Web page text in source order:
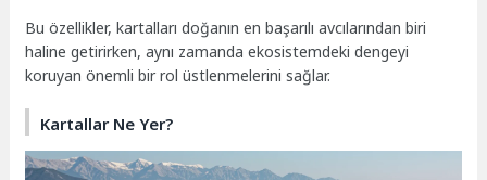
Bu özellikler, kartalları doğanın en başarılı avcılarından biri
haline getirirken, aynı zamanda ekosistemdeki dengeyi
koruyan önemli bir rol üstlenmelerini sağlar.
Kartallar Ne Yer?